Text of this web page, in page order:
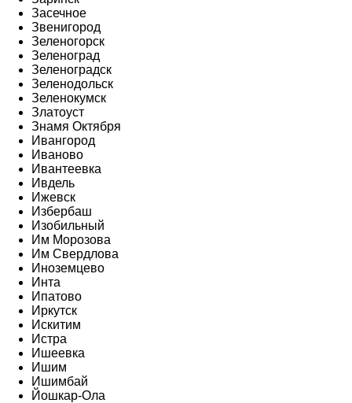
Засечное
Звенигород
Зеленогорск
Зеленоград
Зеленоградск
Зеленодольск
Зеленокумск
Златоуст
Знамя Октября
Ивангород
Иваново
Ивантеевка
Ивдель
Ижевск
Избербаш
Изобильный
Им Морозова
Им Свердлова
Иноземцево
Инта
Ипатово
Иркутск
Искитим
Истра
Ишеевка
Ишим
Ишимбай
Йошкар-Ола